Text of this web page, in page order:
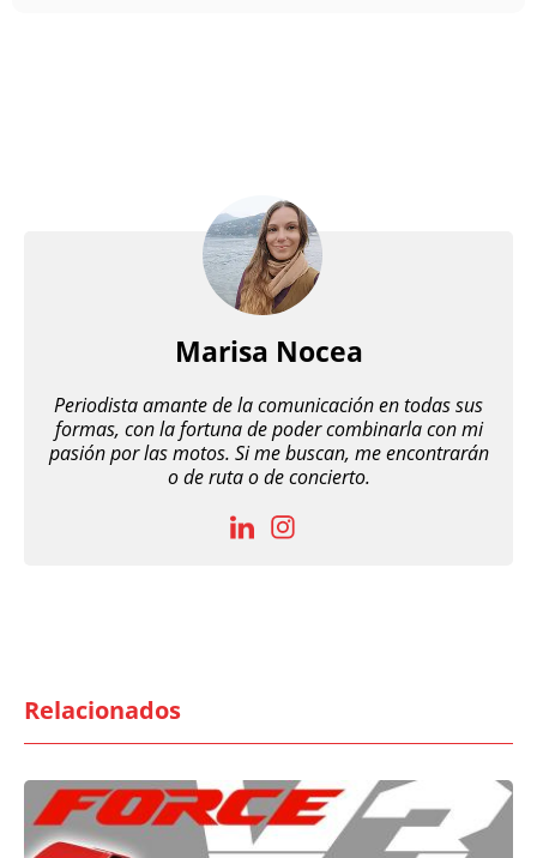
Marisa Nocea
Periodista amante de la comunicación en todas sus
formas, con la fortuna de poder combinarla con mi
pasión por las motos. Si me buscan, me encontrarán
o de ruta o de concierto.
Relacionados